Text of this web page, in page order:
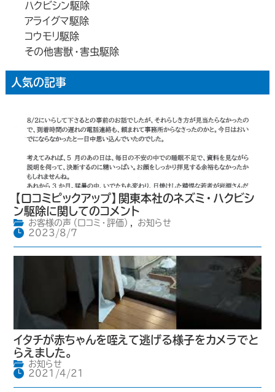
ハクビシン駆除
アライグマ駆除
コウモリ駆除
その他害獣・害虫駆除
人気の記事
【口コミピックアップ】関東本社のネズミ・ハクビシ
ン駆除に関してのコメント
お客様の声（口コミ・評価） ,
お知らせ
2023/8/7
イタチが赤ちゃんを咥えて逃げる様子をカメラでと
らえました。
お知らせ
2021/4/21